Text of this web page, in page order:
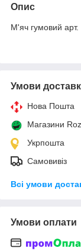
Опис
М'яч гумовий
Умови
Нова Пошта
Магазини
Укрпошта
Самовивіз
Всі умови
Умови оплати